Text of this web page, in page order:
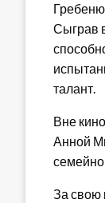
Сыграв
талант.
Вне
Анной
За свою